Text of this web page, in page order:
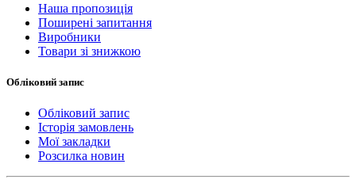
Наша пропозиція
Поширені запитання
Виробники
Товари зі знижкою
Обліковий запис
Обліковий запис
Історія замовлень
Мої закладки
Розсилка новин